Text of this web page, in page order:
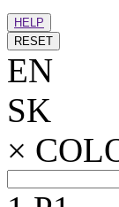
HELP
RESET
EN
SK
×